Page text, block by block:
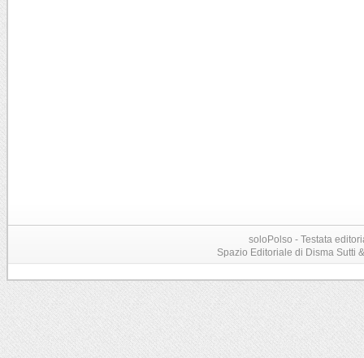
soloPolso - Testata
Spazio Editoriale di Disma Sutti